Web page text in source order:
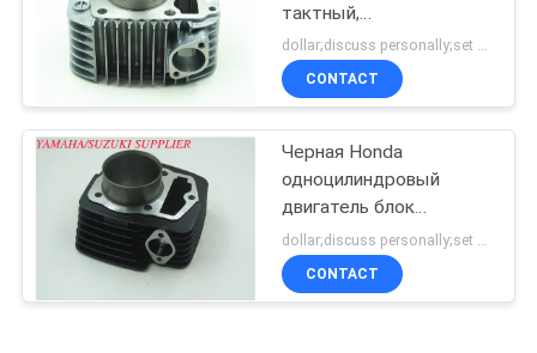
тактный,
мотоциклетный
двигатель " Супер
Сплендер "
dollar;discuss personally;set MOQ:Переговоры
CONTACT
Черная Honda
одноцилиндровый
двигатель блок
Алюминиевый сплав /
литовый железный
материал
dollar;discuss personally;set MOQ:Переговоры
CONTACT